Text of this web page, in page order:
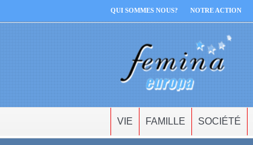
QUI SOMMES NOUS? NOTRE ACTION
VIE FAMILLE SOCIÉTÉ